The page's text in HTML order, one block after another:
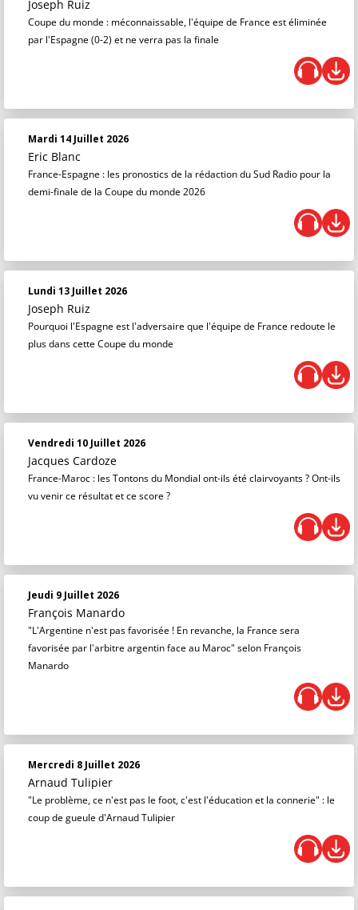
Joseph Ruiz
Coupe du monde : méconnaissable, l'équipe de France est éliminée
par l'Espagne (0-2) et ne verra pas la finale
Mardi 14 Juillet 2026
Eric Blanc
France-Espagne : les pronostics de la rédaction du Sud Radio pour la
demi-finale de la Coupe du monde 2026
Lundi 13 Juillet 2026
Joseph Ruiz
Pourquoi l'Espagne est l'adversaire que l'équipe de France redoute le
plus dans cette Coupe du monde
Vendredi 10 Juillet 2026
Jacques Cardoze
France-Maroc : les Tontons du Mondial ont-ils été clairvoyants ? Ont-ils
vu venir ce résultat et ce score ?
Jeudi 9 Juillet 2026
François Manardo
"L'Argentine n'est pas favorisée ! En revanche, la France sera
favorisée par l'arbitre argentin face au Maroc" selon François
Manardo
Mercredi 8 Juillet 2026
Arnaud Tulipier
"Le problème, ce n'est pas le foot, c'est l'éducation et la connerie" : le
coup de gueule d'Arnaud Tulipier